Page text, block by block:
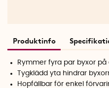
Produktinfo
Rymmer fyra par byxor på
Tygklädd yta hindrar
Hopfällbar för enkel